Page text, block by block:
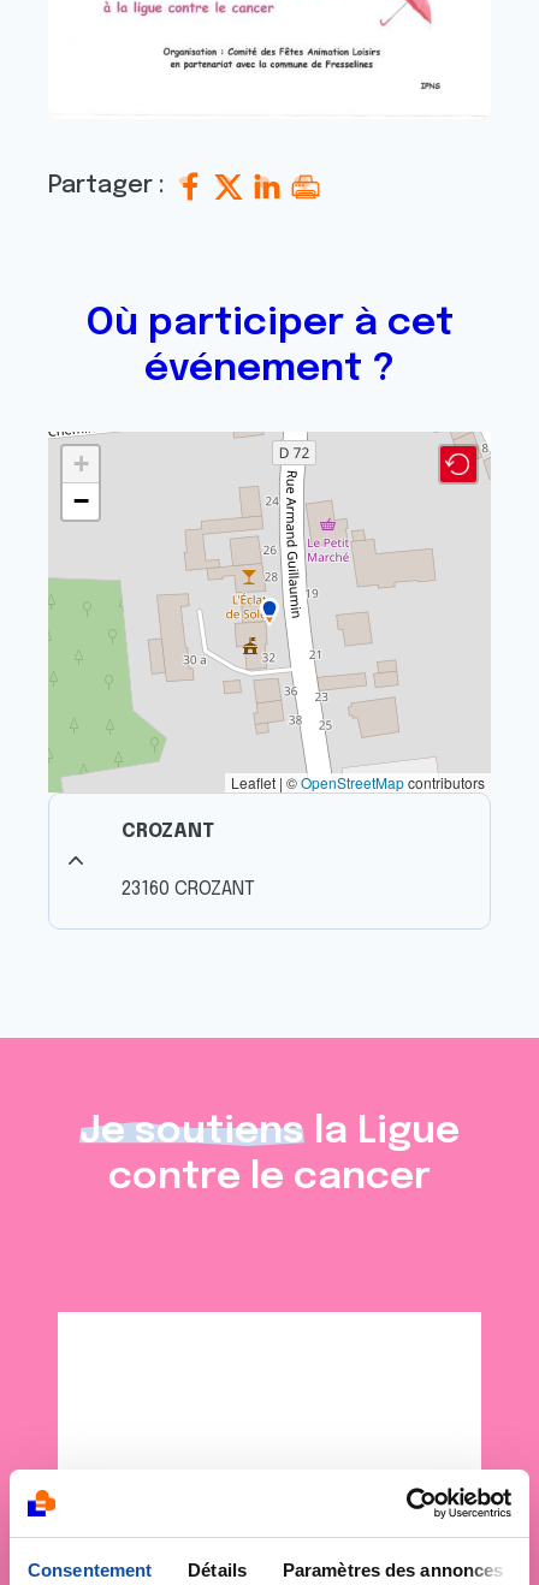
Consentement Détails Paramètres des annonces
Partager :
Où participer à cet
événement ?
+
−
Leaflet | ©OpenStreetMapcontributors
CROZANT
23160 CROZANT
Je soutiens la Ligue
contre le cancer